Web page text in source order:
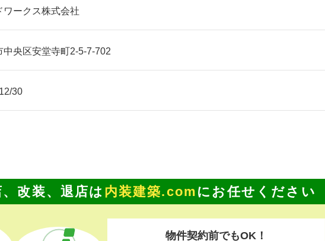
ワークス株式会社
中央区安堂寺町2-5-7-702
30
改装、退店は 内装建築.com にお任せください
物件契約前でもOK！